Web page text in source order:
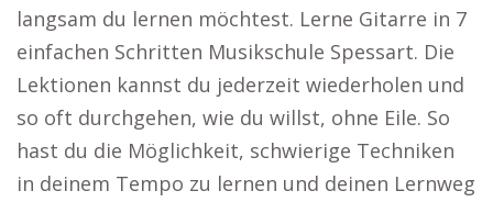
langsam du lernen möchtest. Lerne Gitarre in 7
einfachen Schritten Musikschule Spessart. Die
Lektionen kannst du jederzeit wiederholen und
so oft durchgehen, wie du willst, ohne Eile. So
hast du die Möglichkeit, schwierige Techniken
in deinem Tempo zu lernen und deinen Lernweg